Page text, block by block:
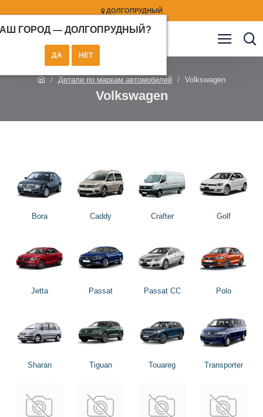
ДОЛГОПРУДНЫЙ
ГОРОД — ДОЛГОПРУДНЫЙ ?
Детали по маркам автомобилей Volkswagen
Volkswagen
Bora Caddy Crafter Golf
Jetta Passat Passat CC Polo
Sharan Tiguan Touareg Transporter